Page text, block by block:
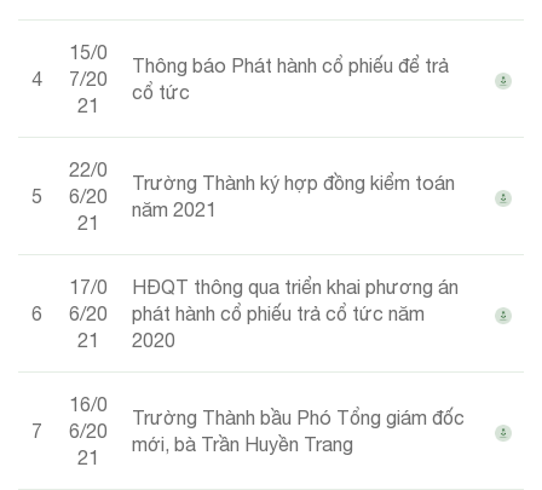
4
15/0
7/20
21
Thông báo Phát hành cổ phiếu để trả
cổ tức
5
22/0
6/20
21
Trường Thành ký hợp đồng kiểm toán
năm 2021
6
17/0
6/20
21
HĐQT thông qua triển khai phương án
phát hành cổ phiếu trả cổ tức năm
2020
7
16/0
6/20
21
Trường Thành bầu Phó Tổng giám đốc
mới, bà Trần Huyền Trang